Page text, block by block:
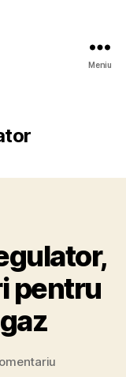
Meniu
pentru